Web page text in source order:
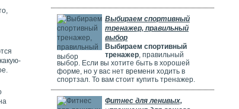
Например, обруч (хула-хуп). Обруч не
только делает животик плоским, но и
помогает сжигать калории. Для этого нужно
заниматься хотя бы 20 минут 3 раза в
неделю. Обруч легко использовать, его
можно купить в любом спортивном
магазине.
Выбираем спортивный
тренажер, правильный
выбор
Выбираем спортивный
тренажер, правильный
выбор. Если вы хотите быть в хорошей
форме, но у вас нет времени ходить в
спортзал. То вам стоит купить тренажер.
Важно правильно выбрать тренажер, чтобы
он не стоял без дела и не был пустой
тратой денег.
Фитнес для ленивых,